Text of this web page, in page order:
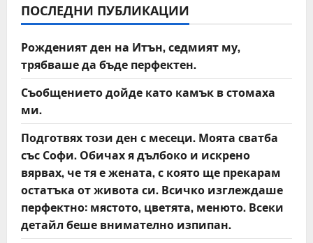
v
i
g
a
t
i
o
n
ПОСЛЕДНИ ПУБЛИКАЦИИ
Рожденият ден на Итън, седмият му,
трябваше да бъде перфектен.
Съобщението дойде като камък в стомаха
ми.
Подготвях този ден с месеци. Моята сватба
със Софи. Обичах я дълбоко и искрено
вярвах, че тя е жената, с която ще прекарам
остатъка от живота си. Всичко изглеждаше
перфектно: мястото, цветята, менюто. Всеки
детайл беше внимателно изпипан.